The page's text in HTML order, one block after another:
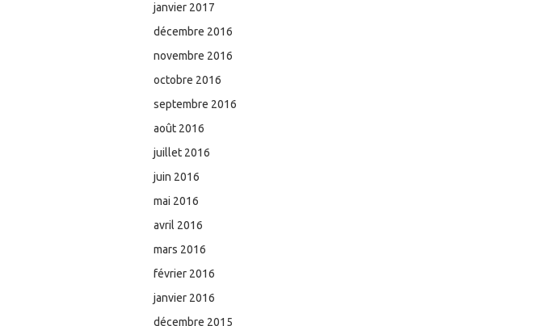
janvier 2017
décembre 2016
novembre 2016
octobre 2016
septembre 2016
août 2016
juillet 2016
juin 2016
mai 2016
avril 2016
mars 2016
février 2016
janvier 2016
décembre 2015